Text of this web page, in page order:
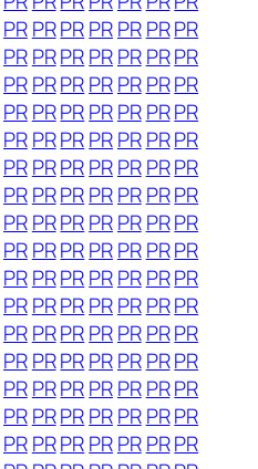
PRPRPRPRPR PRPR
PRPRPRPRPR PRPR
PRPRPRPRPR PRPR
PRPRPRPRPR PRPR
PRPRPRPRPR PRPR
PRPRPRPRPR PRPR
PRPRPRPRPR PRPR
PRPRPRPRPR PRPR
PRPRPRPRPR PRPR
PRPRPRPRPR PRPR
PRPRPRPRPR PRPR
PRPRPRPRPR PRPR
PRPRPRPRPR PRPR
PRPRPRPRPR PRPR
PRPRPRPRPR PRPR
PRPRPRPRPR PRPR